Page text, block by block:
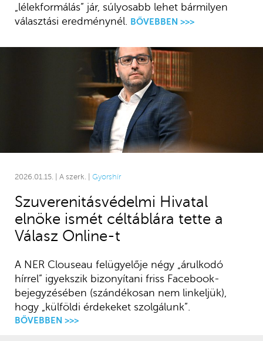
„lélekformálás” jár, súlyosabb lehet bármilyen
választási eredménynél. BŐVEBBEN >>>
2026.01.15. | A szerk. | Gyorshír
Szuverenitásvédelmi Hivatal
elnöke ismét céltáblára tette a
Válasz Online-t
A NER Clouseau felügyelője négy „árulkodó
hírrel” igyekszik bizonyítani friss Facebook-
bejegyzésében (szándékosan nem linkeljük),
hogy „külföldi érdekeket szolgálunk”.
BŐVEBBEN >>>